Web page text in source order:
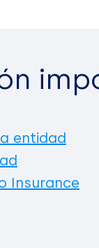
entidad
Insurance